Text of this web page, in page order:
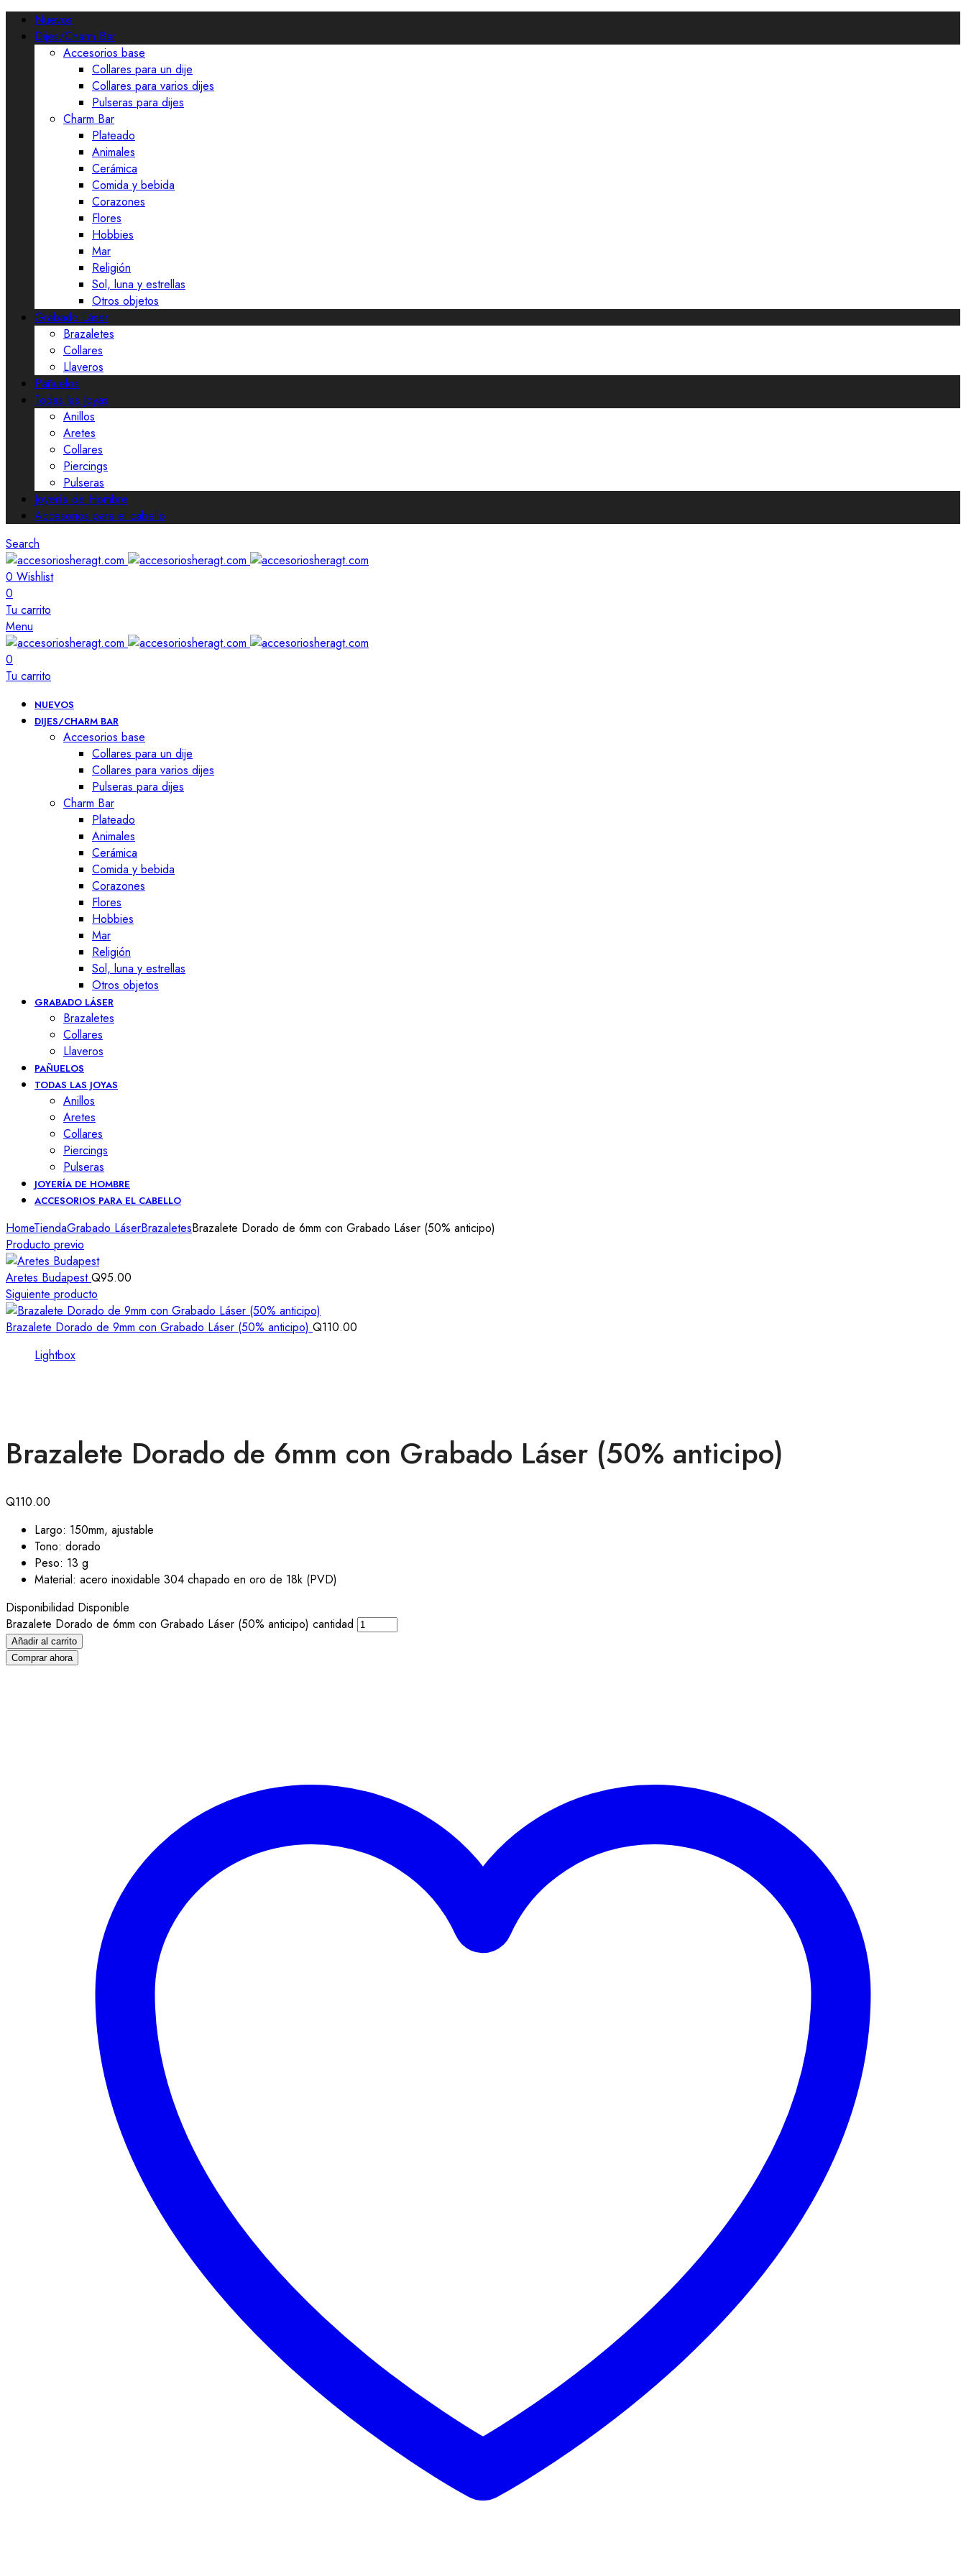
Nuevos
Dijes/Charm Bar
Accesorios base
Collares para un dije
Collares para varios dijes
Pulseras para dijes
Charm Bar
Plateado
Animales
Cerámica
Comida y bebida
Corazones
Flores
Hobbies
Mar
Religión
Sol, luna y estrellas
Otros objetos
Grabado Láser
Brazaletes
Collares
Llaveros
Pañuelos
Todas las Joyas
Anillos
Aretes
Collares
Piercings
Pulseras
Joyería de Hombre
Accesorios para el cabello
Search
0 Wishlist
0
Tu carrito
Menu
0
Tu carrito
NUEVOS
DIJES/CHARM BAR
Accesorios base
Collares para un dije
Collares para varios dijes
Pulseras para dijes
Charm Bar
Plateado
Animales
Cerámica
Comida y bebida
Corazones
Flores
Hobbies
Mar
Religión
Sol, luna y estrellas
Otros objetos
GRABADO LÁSER
Brazaletes
Collares
Llaveros
PAÑUELOS
TODAS LAS JOYAS
Anillos
Aretes
Collares
Piercings
Pulseras
JOYERÍA DE HOMBRE
ACCESORIOS PARA EL CABELLO
HomeTiendaGrabado LáserBrazaletesBrazalete Dorado de 6mm con Grabado Láser (50% anticipo)
Producto previo
Aretes BudapestQ95.00
Siguiente producto
Brazalete Dorado de 9mm con Grabado Láser (50% anticipo) Q110.00
Lightbox
Brazalete Dorado de 6mm con Grabado Láser (50% anticipo)
Q110.00
Largo: 150mm, ajustable
Tono: dorado
Peso: 13 g
Material: acero inoxidable 304 chapado en oro de 18k (PVD)
Disponibilidad Disponible
Brazalete Dorado de 6mm con Grabado Láser (50% anticipo) cantidad
Añadir al carrito
Comprar ahora